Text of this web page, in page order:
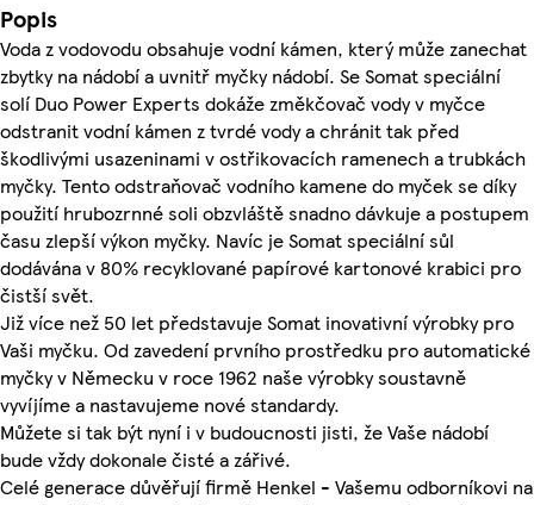
Popis
Voda z vodovodu obsahuje vodní kámen, který může zanechat
zbytky na nádobí a uvnitř myčky nádobí. Se Somat speciální
solí Duo Power Experts dokáže změkčovač vody v myčce
odstranit vodní kámen z tvrdé vody a chránit tak před
škodlivými usazeninami v ostřikovacích ramenech a trubkách
myčky. Tento odstraňovač vodního kamene do myček se díky
použití hrubozrnné soli obzvláště snadno dávkuje a postupem
času zlepší výkon myčky. Navíc je Somat speciální sůl
dodávána v 80% recyklované papírové kartonové krabici pro
čistší svět.
Již více než 50 let představuje Somat inovativní výrobky pro
Vaši myčku. Od zavedení prvního prostředku pro automatické
myčky v Německu v roce 1962 naše výrobky soustavně
vyvíjíme a nastavujeme nové standardy.
Můžete si tak být nyní i v budoucnosti jisti, že Vaše nádobí
bude vždy dokonale čisté a zářivé.
Celé generace důvěřují firmě Henkel - Vašemu odborníkovi na